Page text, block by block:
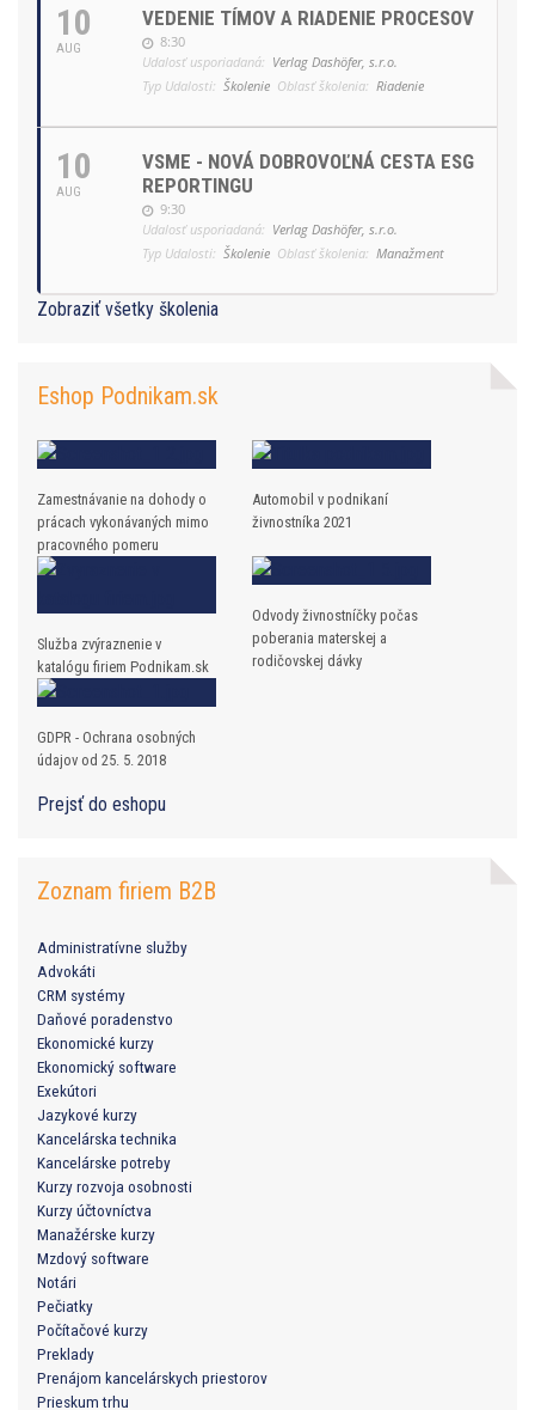
10
AUG
VEDENIE TÍMOV A RIADENIE PROCESOV
8:30
Udalosť usporiadaná: Verlag Dashöfer, s.r.o.
Typ Udalosti: Školenie Oblasť školenia: Riadenie
10
AUG
VSME - NOVÁ DOBROVOĽNÁ CESTA ESG
REPORTINGU
9:30
Udalosť usporiadaná: Verlag Dashöfer, s.r.o.
Typ Udalosti: Školenie Oblasť školenia: Manažment
Zobraziť všetky školenia
Eshop Podnikam.sk
Zamestnávanie na dohody o
prácach vykonávaných mimo
pracovného pomeru
Automobil v podnikaní
živnostníka 2021
Služba zvýraznenie v
katalógu firiem Podnikam.sk
Odvody živnostníčky počas
poberania materskej a
rodičovskej dávky
GDPR - Ochrana osobných
údajov od 25. 5. 2018
Prejsť do eshopu
Zoznam firiem B2B
Administratívne služby
Advokáti
CRM systémy
Daňové poradenstvo
Ekonomické kurzy
Ekonomický software
Exekútori
Jazykové kurzy
Kancelárska technika
Kancelárske potreby
Kurzy rozvoja osobnosti
Kurzy účtovníctva
Manažérske kurzy
Mzdový software
Notári
Pečiatky
Počítačové kurzy
Preklady
Prenájom kancelárskych priestorov
Prieskum trhu